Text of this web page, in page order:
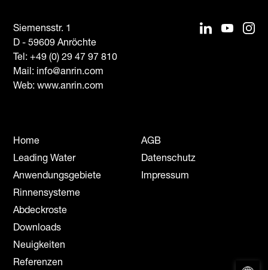
Siemensstr. 1
D - 59609 Anröchte
Tel:+49 (0) 29 47 97 810
Mail: info@anrin.com
Web: www.anrin.com
Home
Leading Water
Anwendungsgebiete
Rinnensysteme
Abdeckroste
Downloads
Neuigkeiten
Referenzen
AGB
Datenschutz
Impressum